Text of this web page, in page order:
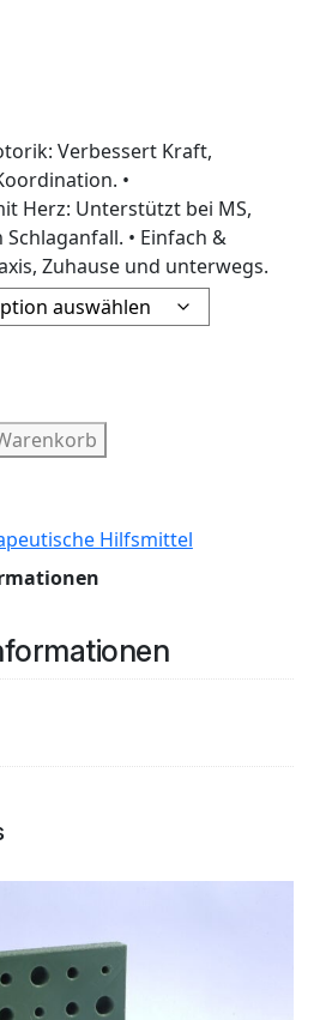
Verbessert Kraft,
•
Herz: Unterstützt bei MS,
• Einfach &
Zuhause und unterwegs.
Hilfsmittel